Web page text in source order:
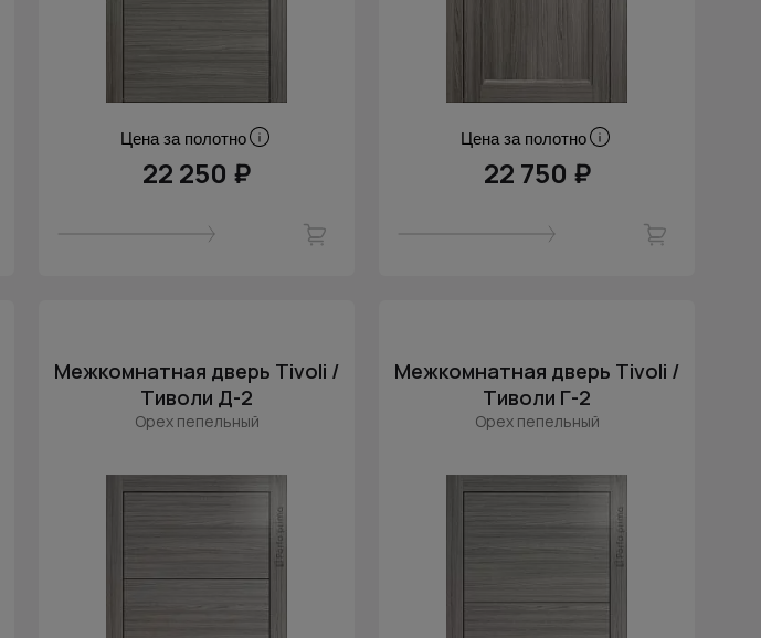
Цена за полотно
22 250 ₽
Цена за полотно
22 750 ₽
Межкомнатная дверь Tivoli /
Тиволи Д-2
Орех пепельный
Межкомнатная дверь Tivoli /
Тиволи Г-2
Орех пепельный